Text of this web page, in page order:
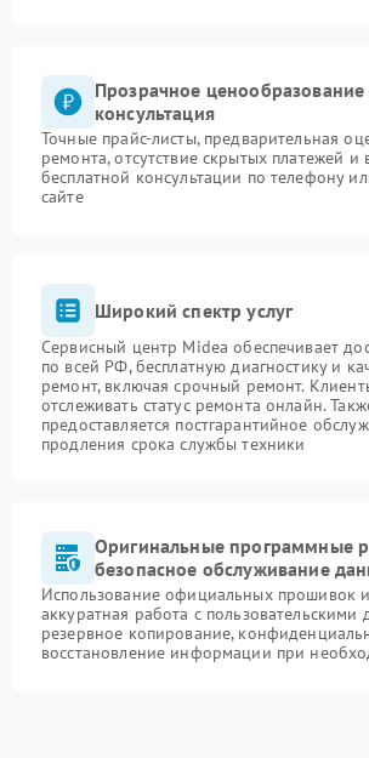
Прозрачное ценообразование
консультация
Точные прайс-листы, предварительная
ремонта, отсутствие скрытых платежей и
бесплатной консультации по телефону
сайте
Широкий спектр услуг
Сервисный центр Midea обеспечивает
по всей РФ, бесплатную диагностику и
ремонт, включая срочный ремонт.
отслеживать статус ремонта онлайн.
предоставляется постгарантийное
продления срока службы техники
Оригинальные программные
безопасное обслуживание
Использование официальных прошивок
аккуратная работа с
резервное копирование,
восстановление информации при